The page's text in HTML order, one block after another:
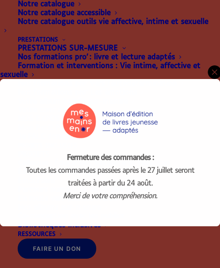
Notre catalogue
Notre catalogue accessible
Notre catalogue outils vie affective, intime et sexuelle
PRESTATIONS
PRESTATIONS SUR-MESURE
Nos formations pro’ : livre et lecture adaptés
Formation et interventions : Vie intime, affective et
sexuelle
Votre album tactile sur-mesure
Votre com’ adaptée
NOS EXPOSITIONS
Mon Petit Point m’a dit…
Je FALC donc je lis !
Éduquer pour protéger
Parcours numérique au musée du LAM
En route vers planète FALC !
Bibliothèques inclusives
RESSOURCES
FAIRE UN DON
MES MAINS EN OR
8 rue Pierre et Marie Curie
87410 LE PALAIS SUR VIENNE
Fermeture des commandes :
Toutes les commandes passées après le 27 juillet seront
traitées à partir du 24 août.
Merci de votre compréhension.